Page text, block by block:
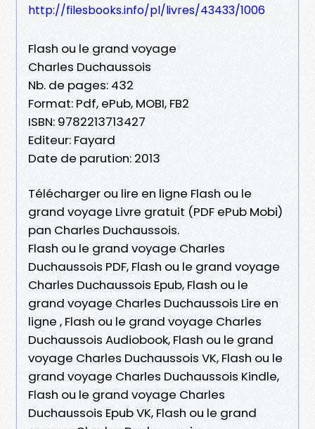
http://filesbooks.info/pl/livres/43433/1006
Flash ou le grand voyage
Charles Duchaussois
Nb. de pages: 432
Format: Pdf, ePub, MOBI, FB2
ISBN: 9782213713427
Editeur: Fayard
Date de parution: 2013
Télécharger ou lire en ligne Flash ou le
grand voyage Livre gratuit (PDF ePub Mobi)
pan Charles Duchaussois.
Flash ou le grand voyage Charles
Duchaussois PDF, Flash ou le grand voyage
Charles Duchaussois Epub, Flash ou le
grand voyage Charles Duchaussois Lire en
ligne , Flash ou le grand voyage Charles
Duchaussois Audiobook, Flash ou le grand
voyage Charles Duchaussois VK, Flash ou le
grand voyage Charles Duchaussois Kindle,
Flash ou le grand voyage Charles
Duchaussois Epub VK, Flash ou le grand